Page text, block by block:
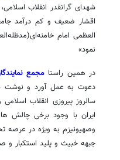
شهدای گرانقدر انقلاب
اقشار ضعیف و کم درآمد
نمود»
در همین راستا مجمع
دعوت به عمل آورد و نوشت
ایران با وجود برخی چالش
وصهیونیزم به ویژه در عرصه
جبهه خبیث و پلید استکبار و